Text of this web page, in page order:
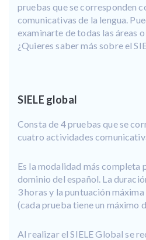
pruebas que se corresponden
comunicativas de la lengua.
examinarte de todas las áreas
¿Quieres saber más sobre el
SIELE global
Consta de 4 pruebas que se
cuatro actividades
Es la modalidad más
dominio del español. La
3 horas y la puntuación
(cada prueba tiene un máximo
Al realizar el SIELE Global se